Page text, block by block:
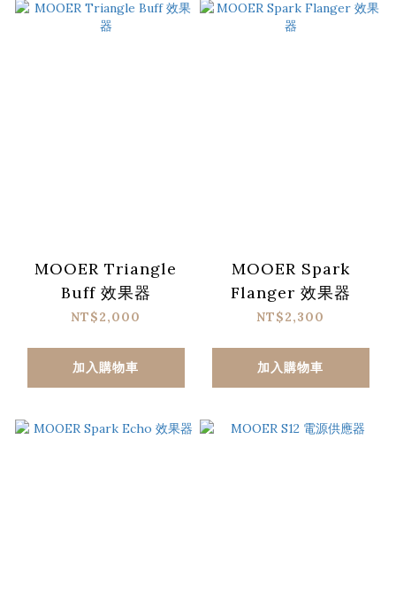
MOOER Triangle
Buff 效果器
NT$2,000
加入購物車
MOOER Spark
Flanger 效果器
NT$2,300
加入購物車